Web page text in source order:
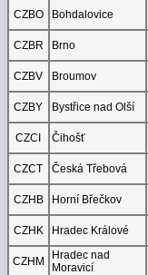
CZBO Bohdalovice
CZBR
Brno
CZBV
Broumov
CZBY
Bystřice nad Olší
CZCI
Čihošť
CZCT
Česká Třebová
CZHB
Horní Břečkov
CZHK
Hradec Králové
CZHM
Hradec nad
Moravicí